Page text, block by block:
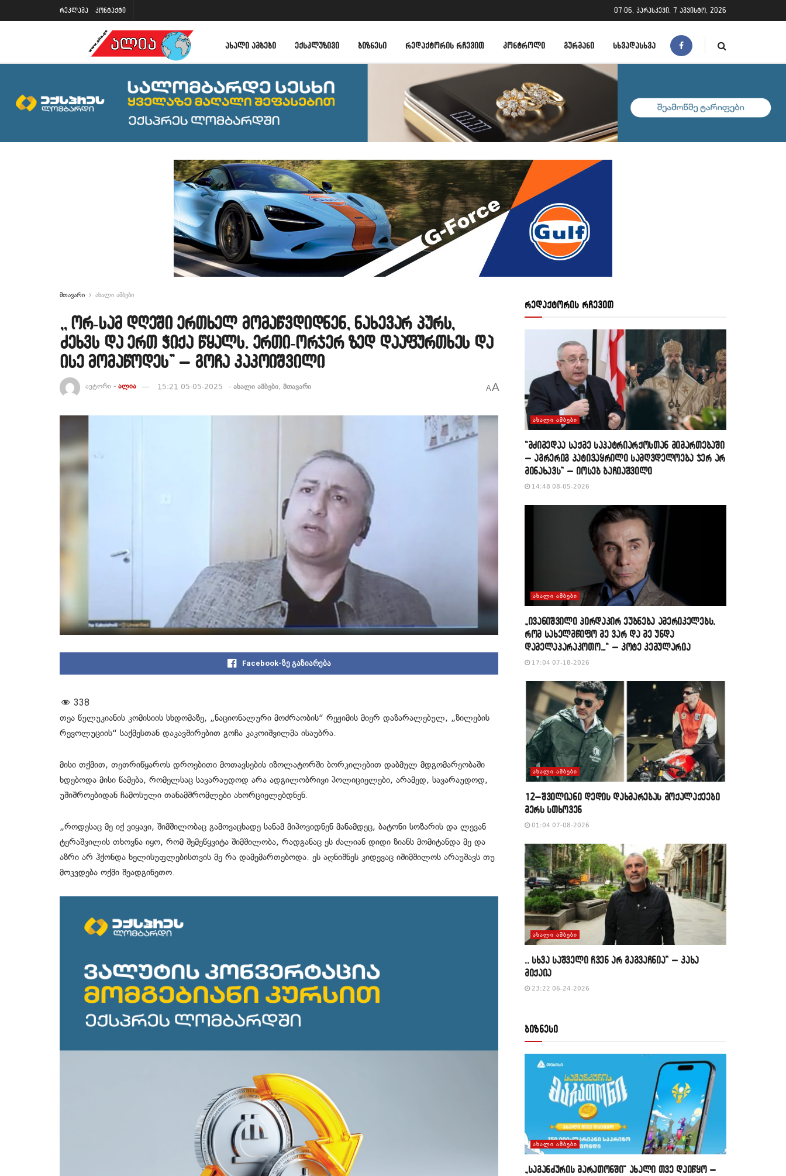
რეკლამა კონტაქტი 07:06, პარასკევი, 7 აგვისტო, 2026
ᲐᲮᲐᲚᲘ ᲐᲛᲑᲔᲑᲘ ᲔᲥᲡᲙᲚᲣᲖᲘᲕᲘ ᲑᲘᲖᲜᲔᲡᲘ ᲠᲔᲓᲐᲥᲢᲝᲠᲘᲡ ᲠᲩᲔᲕᲘᲗ ᲙᲝᲜᲢᲠᲝᲚᲘ ᲒᲣᲠᲛᲐᲜᲘ ᲡᲮᲕᲐᲓᲐᲡᲮᲕᲐ
მთავარი ახალი ამბები
,, ორ-სამ დღეში ერთხელ მომაწვდიდნენ, ნახევარ პურს,
ძეხვს და ერთ ჭიქა წყალს. ერთი-ორჯერ ზედ დააფურთხეს და
ისე მომაწოდეს” – გოჩა კაკოიშვილი
ავტორი - ალია 15:21 05-05-2025 - ახალი ამბები, მთავარი AA
Facebook-ზე გაზიარება
338
თეა წულუკიანის კომისიის სხდომაზე, „ნაციონალური მოძრაობის“ რეჟიმის მიერ დაზარალებულ, „ზილების
რევოლუციის“ საქმესთან დაკავშირებით გოჩა კაკოიშვილმა ისაუბრა.
მისი თქმით, თეთრიწყაროს დროებითი მოთავსების იზოლატორში ბორკილებით დაბმულ მდგომარეობაში
ხდებოდა მისი წამება, რომელსაც სავარაუდოდ არა ადგილობრივი პოლიციელები, არამედ, სავარაუდოდ,
უშიშროებიდან ჩამოსული თანამშრომლები ახორციელებდნენ.
„როდესაც მე იქ ვიყავი, შიმშილობაც გამოვაცხადე სანამ მიპოვიდნენ მანამდეც, ბატონი სოზარის და ლევან
ტერაშვილის თხოვნა იყო, რომ შემეწყვიტა შიმშილობა, რადგანაც ეს ძალიან დიდი ზიანს მომიტანდა მე და
აზრი არ ჰქონდა ხელისუფლებისთვის მე რა დამემართებოდა. ეს აღნიშნეს კიდევაც იშიმშილოს არაუშავს თუ
მოკვდება ოქმი შეადგინეთო.
რედაქტორის რჩევით
ᲐᲮᲐᲚᲘ ᲐᲛᲑᲔᲑᲘ
“მძიმედაა საქმე საპატრიარქოსთან მიმართებაში
– აგრერიგ პატივაყრილი სამღვდელოება ჯერ არ
მინახავს” – იოსებ ბაჩიაშვილი
14:48 08-05-2026
ᲐᲮᲐᲚᲘ ᲐᲛᲑᲔᲑᲘ
„ივანიშვილი პირდაპირ ეუბნება ამერიკელებს,
რომ სახელმწიფო მე ვარ და მე უნდა
დამელაპარაკოთო…“ – კოტე კემულარია
17:04 07-18-2026
ᲐᲮᲐᲚᲘ ᲐᲛᲑᲔᲑᲘ
12–შვილიანი დედის დახმარებას მოქალაქეები
მერს სთხოვენ
01:04 07-08-2026
ᲐᲮᲐᲚᲘ ᲐᲛᲑᲔᲑᲘ
,, სხვა საშველი ჩვენ არ გაგვაჩნია” – კახა
მიქაია
23:22 06-24-2026
ბიზნესი
ᲐᲮᲐᲚᲘ ᲐᲛᲑᲔᲑᲘ
„საგანძურის მარათონში“ ახალი თვე დაიწყო –